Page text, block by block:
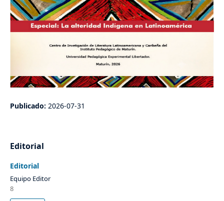
Publicado: 2026-07-31
Editorial
Editorial
Equipo Editor
8